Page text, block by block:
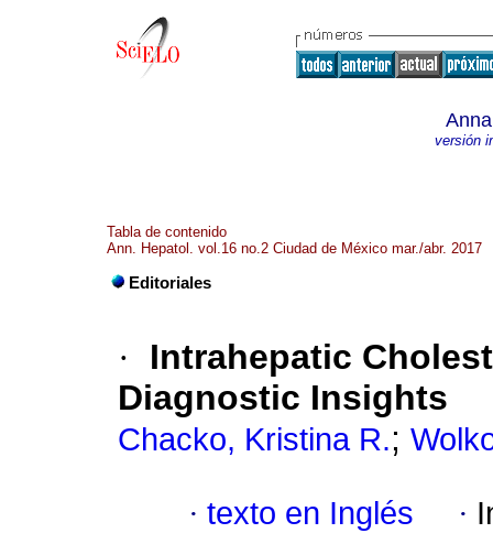
versión
Tabla de contenido
Ann. Hepatol. vol.16 no.2 Ciudad de México mar./abr. 2017
Editoriales
·
Intrahepatic
Diagnostic Insights
Chacko, Kristina R.;
· texto en Inglés ·